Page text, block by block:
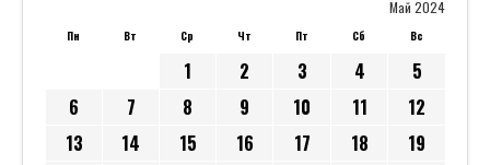
Май 2024
Пн Вт Ср Чт Пт Сб Вс
1 2 3 4
5
6
7 8 9 10 11
12
13
14 15 16 17 18
19